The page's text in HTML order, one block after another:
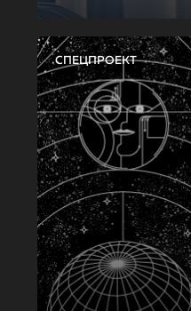
СПЕЦПРОЕКТ